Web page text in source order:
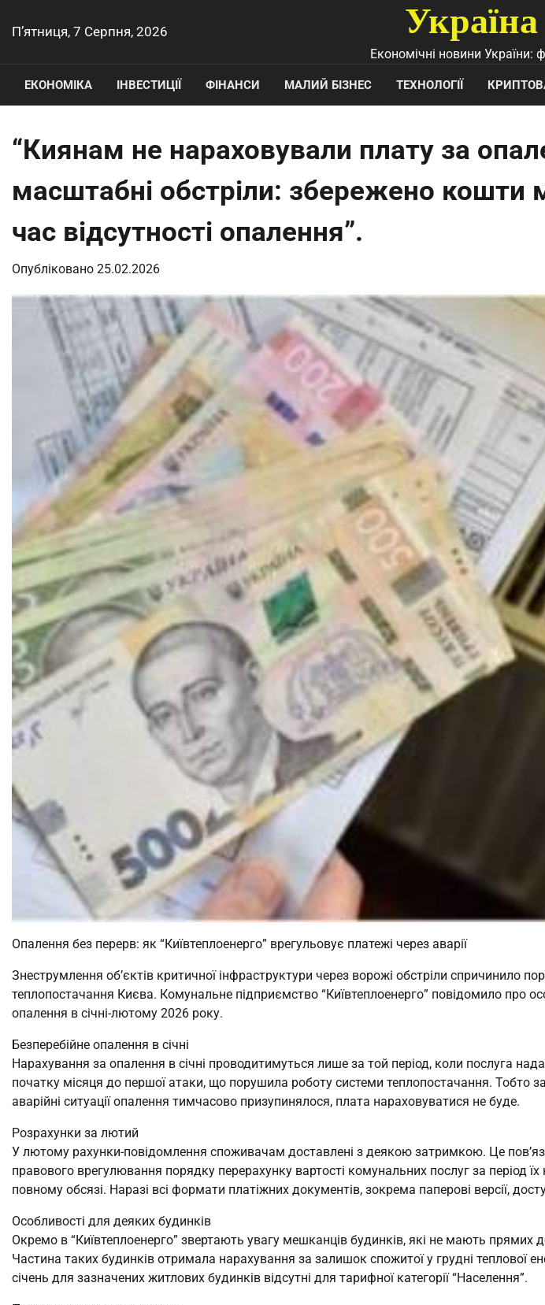
доП’ятниця, 7 Серпня, 2026
Економічні новини України:
ЕКОНОМІКА ІНВЕСТИЦІЇ ФІНАНСИ МАЛИЙ БІЗНЕС ТЕХНОЛОГІЇ
“Киянам не нараховували плату за
масштабні обстріли: збережено кошти
час відсутності опалення”.
Опубліковано 25.02.2026
Опалення без перерв: як “Київтеплоенерго” врегульовує платежі через аварії
Знеструмлення об’єктів критичної інфраструктури через ворожі обстріли спричинило
теплопостачання Києва. Комунальне підприємство “Київтеплоенерго” повідомило про
опалення в січні-лютому 2026 року.
Безперебійне опалення в січні
Нарахування за опалення в січні проводитимуться лише за той період, коли послуга
початку місяця до першої атаки, що порушила роботу системи теплопостачання. Тобто
аварійні ситуації опалення тимчасово призупинялося, плата нараховуватися не буде.
Розрахунки за лютий
У лютому рахунки-повідомлення споживачам доставлені з деякою затримкою. Це
правового врегулювання порядку перерахунку вартості комунальних послуг за період
повному обсязі. Наразі всі формати платіжних документів, зокрема паперові версії,
Особливості для деяких будинків
Окремо в “Київтеплоенерго” звертають увагу мешканців будинків, які не мають прямих
Частина таких будинків отримала нарахування за залишок спожитої у грудні теплової
січень для зазначених житлових будинків відсутні для тарифної категорії “Населення”.